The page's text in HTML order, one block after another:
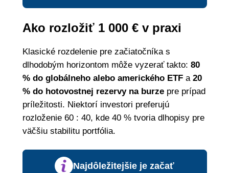
Ako rozložiť 1 000 € v praxi
Klasické rozdelenie pre začiatočníka s
dlhodobým horizontom môže vyzerať takto: 80
% do globálneho alebo amerického ETFa 20
% do hotovostnej rezervy na burzepre prípad
príležitosti. Niektorí investori preferujú
rozloženie 60 : 40, kde 40 % tvoria dlhopisy pre
väčšiu stabilitu portfólia.
Najdôležitejšie je začať